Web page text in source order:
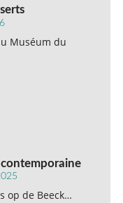
Muséum du
op de Beeck…